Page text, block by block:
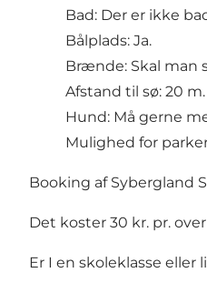
Bad: Der er ikke
Bålplads: Ja.
Brænde: Skal man
Afstand til sø: 20 m.
Hund: Må gerne
Mulighed for
Booking af Sybergland
Det koster 30 kr. pr.
Er I en skoleklasse